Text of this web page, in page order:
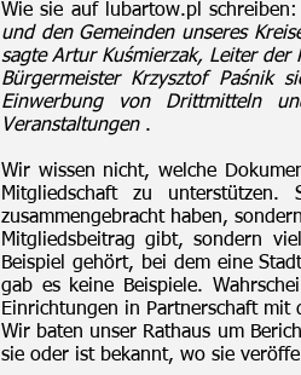
Wie sie auf lubartow.pl schreiben:
und den Gemeinden unseres
sagte Artur Kuśmierzak, Leiter der
Bürgermeister Krzysztof Paśnik
Einwerbung von Drittmitteln
Veranstaltungen.
Wir wissen nicht, welche
Mitgliedschaft zu
zusammengebracht haben,
Mitgliedsbeitrag gibt, sondern
Beispiel gehört, bei dem eine
gab es keine Beispiele.
Einrichtungen in Partnerschaft
Wir baten unser Rathaus um
sie oder ist bekannt, wo sie